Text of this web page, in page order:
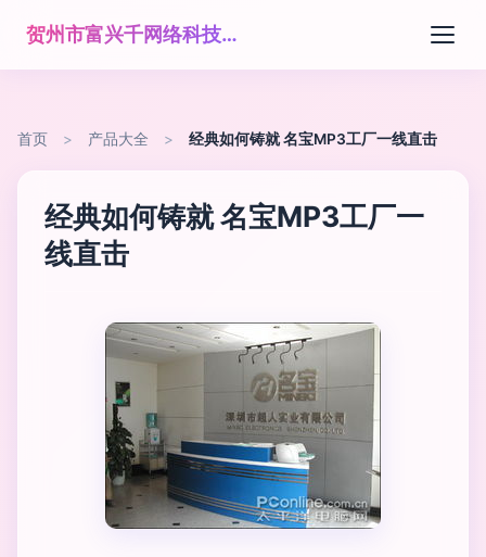
贺州市富兴千网络科技有限公司
首页 > 产品大全 > 经典如何铸就 名宝MP3工厂一线直击
经典如何铸就 名宝MP3工厂一
线直击